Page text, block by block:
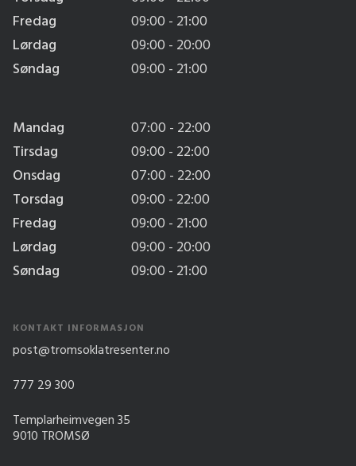
Fredag
09:00 - 21:00
Lørdag
09:00 - 20:00
Søndag
09:00 - 21:00
Mandag
07:00 - 22:00
Tirsdag
09:00 - 22:00
Onsdag
07:00 - 22:00
Torsdag
09:00 - 22:00
Fredag
09:00 - 21:00
Lørdag
09:00 - 20:00
Søndag
09:00 - 21:00
KONTAKT INFORMASJON
post@tromsoklatresenter.no
777 29 300
Templarheimvegen 35
9010 TROMSØ